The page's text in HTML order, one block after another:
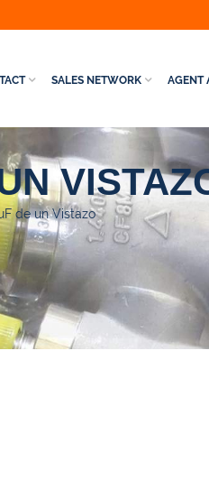
SALES NETWORK AGENT
de un Vistazo